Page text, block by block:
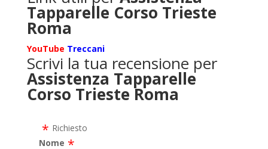
Tapparelle Corso Trieste
Roma
YouTube Treccani
Scrivi la tua recensione per
Assistenza Tapparelle
Corso Trieste Roma
Richiesto
Nome